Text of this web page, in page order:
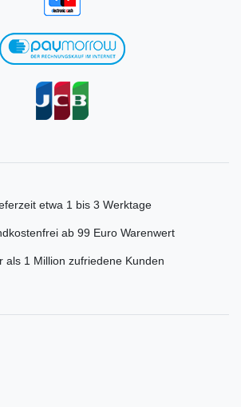
etwa 1 bis 3 Werktage
ab 99 Euro Warenwert
als 1 Million zufriedene Kunden